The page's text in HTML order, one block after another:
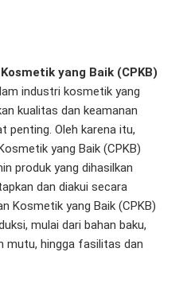
yang Baik (CPKB)
industri kosmetik yang
kualitas dan keamanan
penting. Oleh karena itu,
yang Baik (CPKB)
produk yang dihasilkan
dan diakui secara
Kosmetik yang Baik (CPKB)
mulai dari bahan baku,
mutu, hingga fasilitas dan